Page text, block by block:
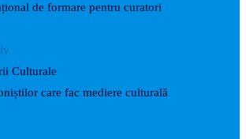
de formare pentru curatori
Culturale
care fac mediere culturală